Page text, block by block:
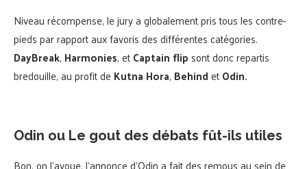
Niveau récompense, le jury a globalement pris tous les contre-
pieds par rapport aux favoris des différentes catégories.
DayBreak, Harmonies, etCaptain flip sont donc repartis
bredouille, au profit deKutna Hora, BehindetOdin.
Odin ou Le gout des débats fût-ils utiles
Bon, on l’avoue, l’annonce d’Odin a fait des remous au sein de